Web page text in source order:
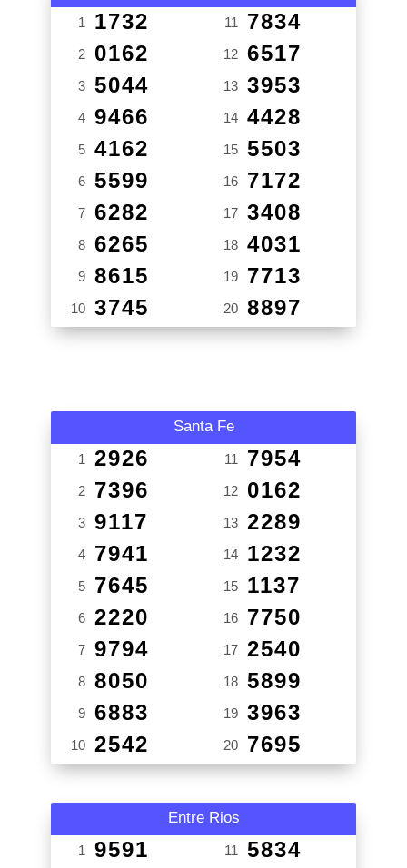
1 1732
2 0162
3 5044
4 9466
5 4162
6 5599
7 6282
8 6265
9 8615
10 3745
11 7834
12 6517
13 3953
14 4428
15 5503
16 7172
17 3408
18 4031
19 7713
20 8897
Santa Fe
1 2926
2 7396
3 9117
4 7941
5 7645
6 2220
7 9794
8 8050
9 6883
10 2542
11 7954
12 0162
13 2289
14 1232
15 1137
16 7750
17 2540
18 5899
19 3963
20 7695
Entre Rios
1 9591 11 5834